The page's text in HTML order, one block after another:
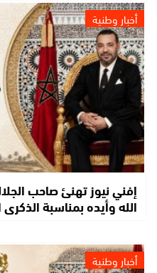
أخبار وطنية
إفني نيوز تهنئ صاحب
الله وأيده بمناسبة
أخبار وطنية